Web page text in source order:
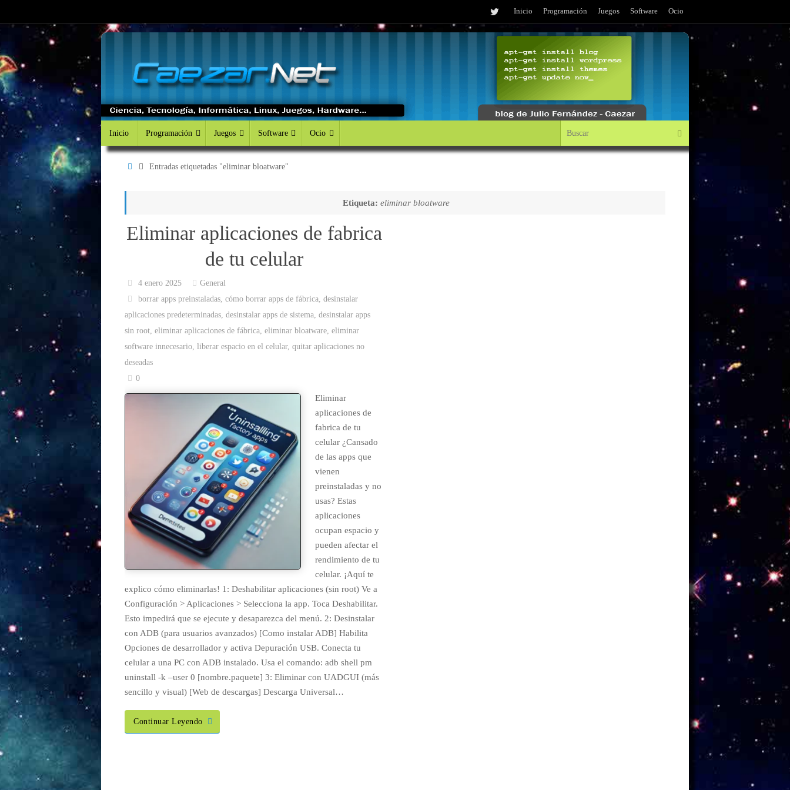
al
Inicio Programación Juegos Software Ocio
Saltar
contenido
Inicio Programación Juegos Software Ocio Buscar
InicioEntradas etiquetadas "eliminar bloatware"
Etiqueta: eliminar bloatware
Eliminar aplicaciones de fabrica
de tu celular
4 enero 2025
General
borrar apps preinstaladas,cómo borrar apps de fábrica,desinstalar
aplicaciones predeterminadas, desinstalar apps de sistema, desinstalar apps
sin root, eliminar aplicaciones de fábrica, eliminar bloatware, eliminar
software innecesario, liberar espacio en el celular, quitar aplicaciones no
deseadas
0
Eliminar
aplicaciones de
fabrica de tu
celular ¿Cansado
de las apps que
vienen
preinstaladas y no
usas? Estas
aplicaciones
ocupan espacio y
pueden afectar el
rendimiento de tu
celular. ¡Aquí te
explico cómo eliminarlas! 1: Deshabilitar aplicaciones (sin root) Ve a
Configuración > Aplicaciones > Selecciona la app. Toca Deshabilitar.
Esto impedirá que se ejecute y desaparezca del menú. 2: Desinstalar
con ADB (para usuarios avanzados) [Como instalar ADB] Habilita
Opciones de desarrollador y activa Depuración USB. Conecta tu
celular a una PC con ADB instalado. Usa el comando: adb shell pm
uninstall -k –user 0 [nombre.paquete] 3: Eliminar con UADGUI (más
sencillo y visual) [Web de descargas] Descarga Universal…
Continuar Leyendo